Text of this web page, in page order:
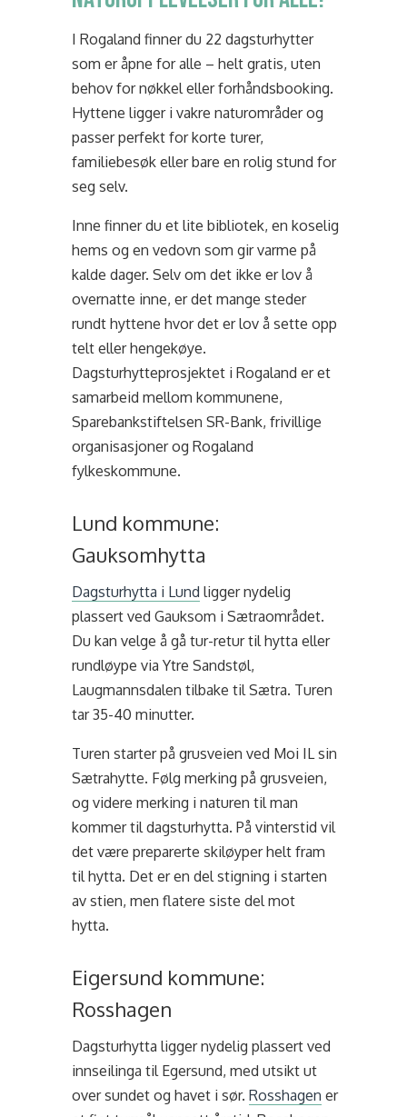
I Rogaland finner du 22 dagsturhytter
som er åpne for alle – helt gratis, uten
behov for nøkkel eller forhåndsbooking.
Hyttene ligger i vakre naturområder og
passer perfekt for korte turer,
familiebesøk eller bare en rolig stund for
seg selv.
Inne finner du et lite bibliotek, en koselig
hems og en vedovn som gir varme på
kalde dager. Selv om det ikke er lov å
overnatte inne, er det mange steder
rundt hyttene hvor det er lov å sette opp
telt eller hengekøye.
Dagsturhytteprosjektet i Rogaland er et
samarbeid mellom kommunene,
Sparebankstiftelsen SR-Bank, frivillige
organisasjoner og Rogaland
fylkeskommune.
Lund kommune:
Gauksomhytta
Dagsturhytta i Lund ligger nydelig
plassert ved Gauksom i Sætraområdet.
Du kan velge å gå tur-retur til hytta eller
rundløype via Ytre Sandstøl,
Laugmannsdalen tilbake til Sætra. Turen
tar 35-40 minutter.
Turen starter på grusveien ved Moi IL sin
Sætrahytte. Følg merking på grusveien,
og videre merking i naturen til man
kommer til dagsturhytta. På vinterstid vil
det være preparerte skiløyper helt fram
til hytta. Det er en del stigning i starten
av stien, men flatere siste del mot
hytta.
Eigersund kommune:
Rosshagen
Dagsturhytta ligger nydelig plassert ved
innseilinga til Egersund, med utsikt ut
over sundet og havet i sør. Rosshagen er